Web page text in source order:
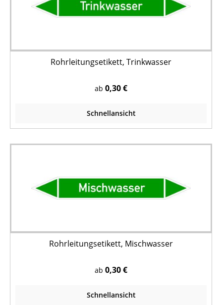
Rohrleitungsetikett, Trinkwasser
ab 0,30 €
Schnellansicht
Rohrleitungsetikett, Mischwasser
ab 0,30 €
Schnellansicht